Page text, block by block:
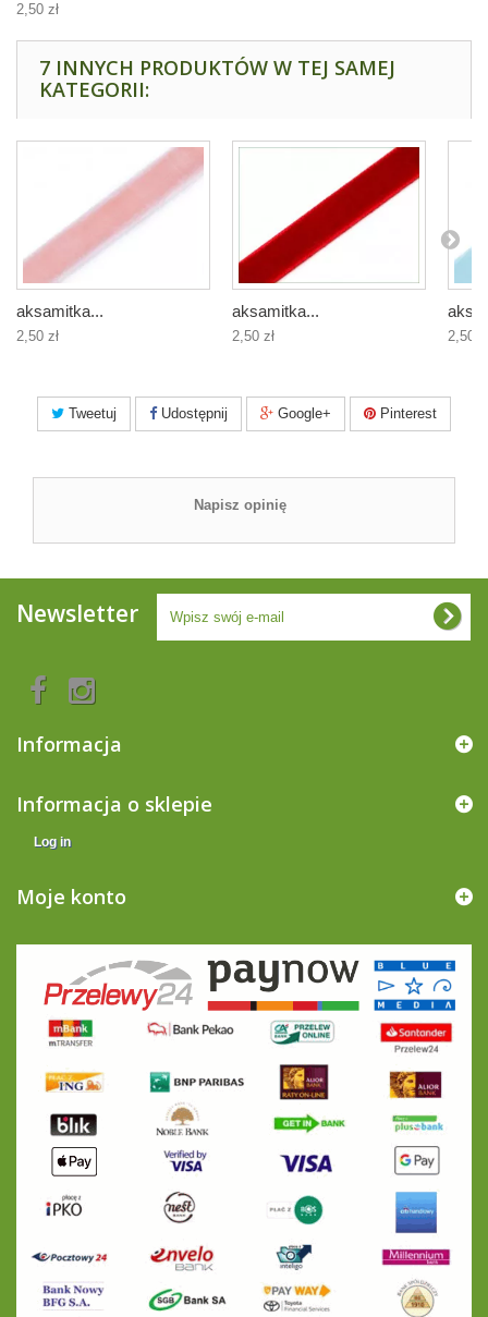
2,50 zł
7 INNYCH PRODUKTÓW W TEJ SAMEJ
KATEGORII:
aksamitka...
2,50 zł
aksamitka...
2,50 zł 2,50
Tweetuj Udostępnij Google+ Pinterest
Napisz opinię
Newsletter
Informacja
Informacja o sklepie
Log in
Moje konto